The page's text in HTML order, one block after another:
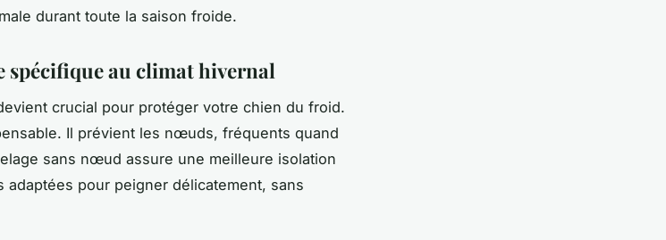
durant toute la saison froide.
spécifique au climat hivernal
crucial pour protéger votre chien du froid.
Il prévient les nœuds, fréquents quand
sans nœud assure une meilleure isolation
pour peigner délicatement, sans